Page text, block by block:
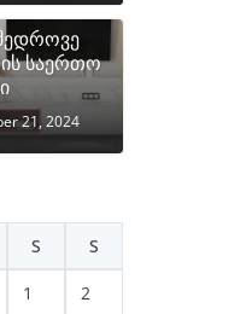
საერთო
21, 2024
S S
1 2